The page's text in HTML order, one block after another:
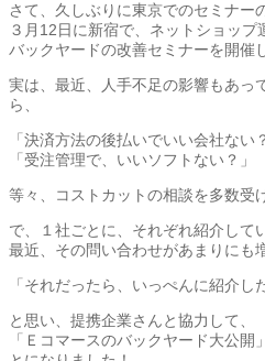
さて、久しぶりに東京でのセミナー
３月12日に新宿で、ネットショップ
バックヤードの改善セミナーを開催
実は、最近、人手不足の影響もあっ
ら、
「決済方法の後払いでいい会社ない
「受注管理で、いいソフトない？」
等々、コストカットの相談を多数受
で、１社ごとに、それぞれ紹介して
最近、その問い合わせがあまりにも
「それだったら、いっぺんに紹介し
と思い、提携企業さんと協力して、
「Ｅコマースのバックヤード大公開